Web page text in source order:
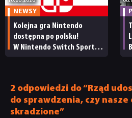
NEWSY
Kolejna gra Nintendo
dostępna po polsku!
W Nintendo Switch Sports
2 odpowiedzi do “Rząd
do sprawdzenia, czy nasze
skradzione”